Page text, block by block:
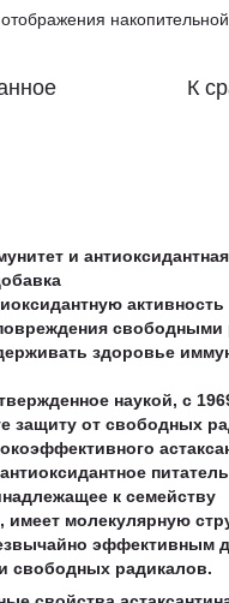
накопительной
К
и
активность
свободными
здоровье
наукой, с
защиту от свободных
к семейству
имеет молекулярную
эффективным
свободных радикалов.